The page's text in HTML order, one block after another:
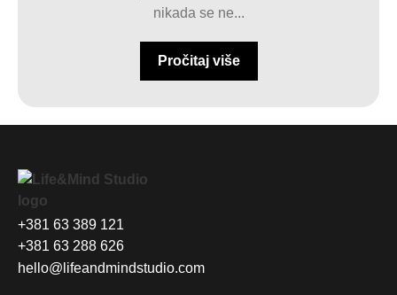
nikada se ne...
Pročitaj više
+381 63 389 121
+381 63 288 626
hello@lifeandmindstudio.com